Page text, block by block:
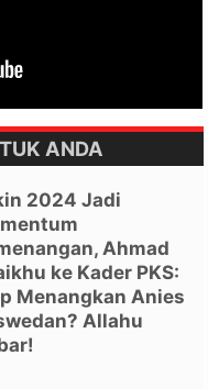
ANDA
2024 Jadi
Ahmad
ke Kader PKS:
Menangkan Anies
Allahu